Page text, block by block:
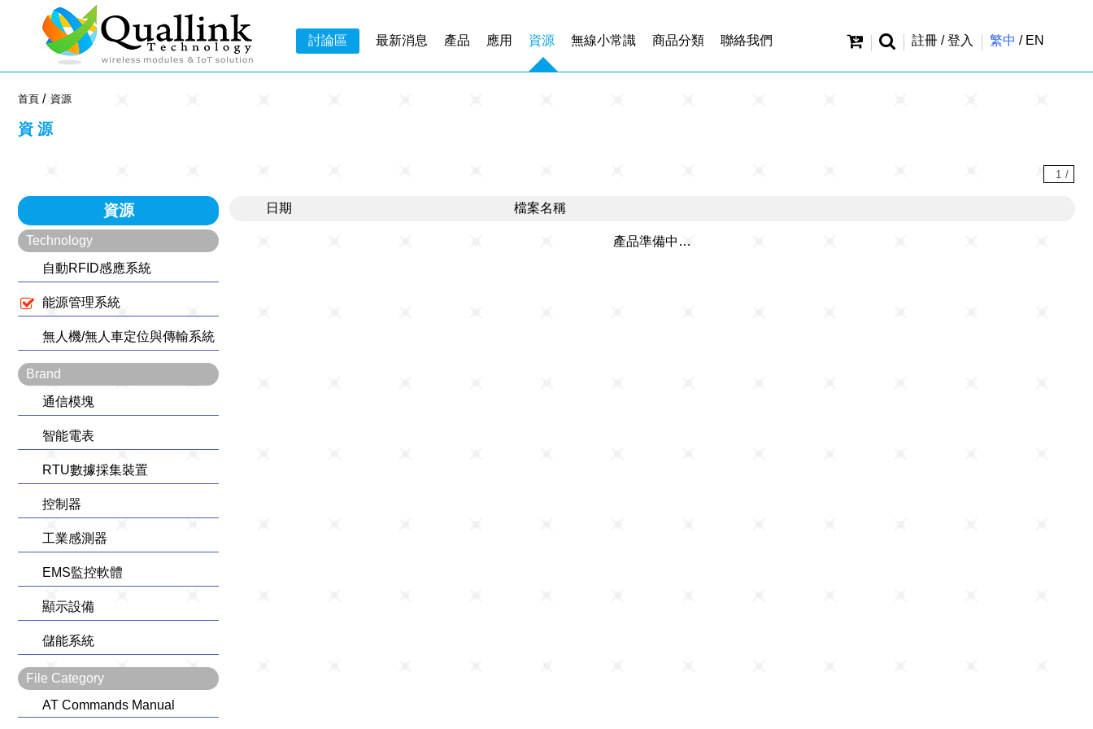
討論區 最新消息 產品 應用 資源 無線小常識 商品分類 聯絡我們 註冊 / 登入 繁中 / EN
首頁 資源
資源
1 /
資源
Technology
自動RFID感應系統
能源管理系統
無人機/無人車定位與傳輸系統
Brand
通信模塊
智能電表
RTU數據採集裝置
控制器
工業感測器
EMS監控軟體
顯示設備
儲能系統
File Category
AT Commands Manual
日期 檔案名稱
產品準備中…